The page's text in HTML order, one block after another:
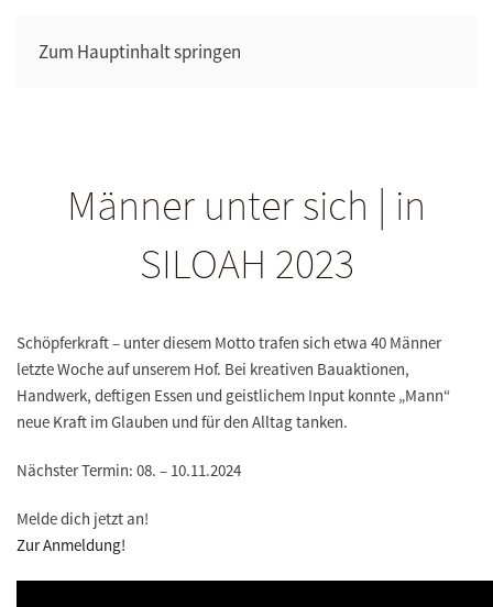
Zum Hauptinhalt springen
Männer unter sich | in
SILOAH 2023
Schöpferkraft – unter diesem Motto trafen sich etwa 40 Männer
letzte Woche auf unserem Hof. Bei kreativen Bauaktionen,
Handwerk, deftigen Essen und geistlichem Input konnte „Mann“
neue Kraft im Glauben und für den Alltag tanken.
Nächster Termin: 08. – 10.11.2024
Melde dich jetzt an!
Zur Anmeldung!